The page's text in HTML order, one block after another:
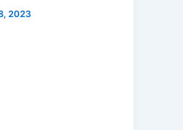
2023